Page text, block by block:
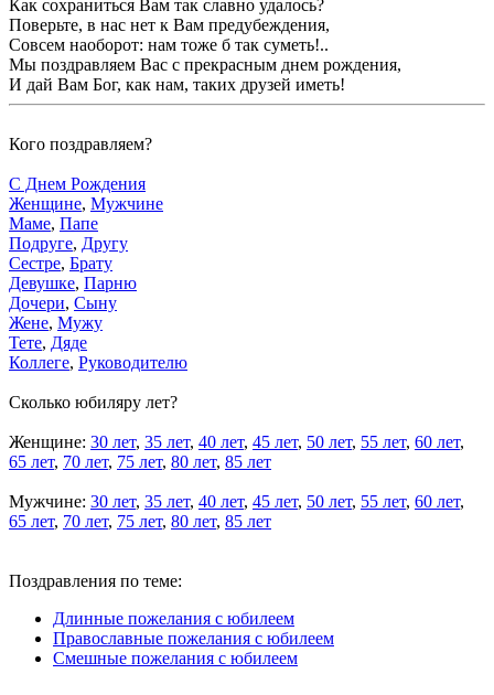
Как сохраниться Вам так славно удалось?
Поверьте, в нас нет к Вам предубеждения,
Совсем наоборот: нам тоже б так суметь!..
Мы поздравляем Вас с прекрасным днем рождения,
И дай Вам Бог, как нам, таких друзей иметь!
Кого поздравляем?
С Днем Рождения
Женщине, Мужчине
Маме, Папе
Подруге, Другу
Сестре, Брату
Девушке, Парню
Дочери, Сыну
Жене, Мужу
Тете, Дяде
Коллеге, Руководителю
Сколько юбиляру лет?
Женщине: 30 лет, 35 лет, 40 лет, 45 лет, 50 лет, 55 лет, 60 лет,
65 лет, 70 лет, 75 лет, 80 лет, 85 лет
Мужчине: 30 лет, 35 лет, 40 лет, 45 лет, 50 лет, 55 лет, 60 лет,
65 лет, 70 лет, 75 лет, 80 лет, 85 лет
Поздравления по теме:
Длинные пожелания с юбилеем
Православные пожелания с юбилеем
Смешные пожелания с юбилеем